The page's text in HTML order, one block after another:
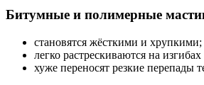
Битумные и полимерные
становятся жёсткими и хрупкими;
легко растрескиваются на
хуже переносят резкие перепады